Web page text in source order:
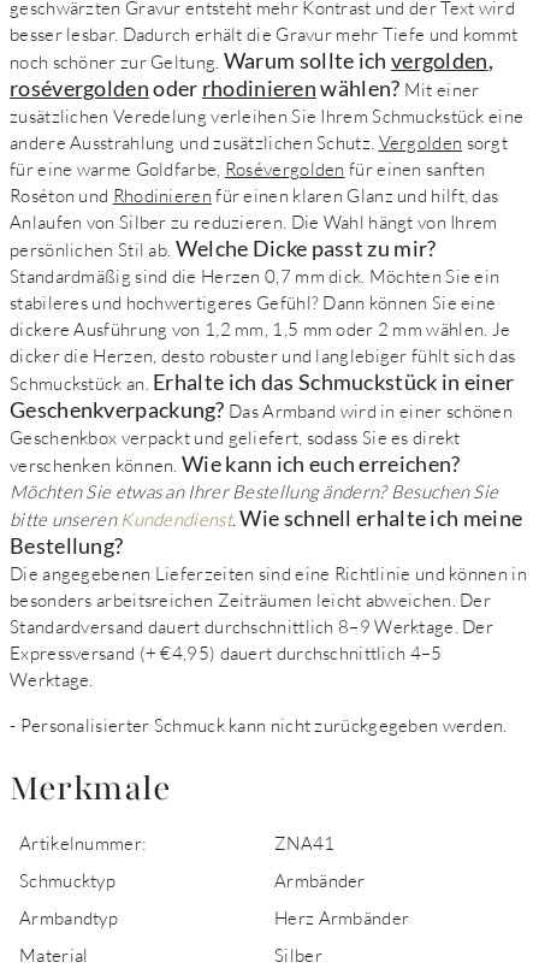
geschwärzten Gravur entsteht mehr Kontrast und der Text wird
besser lesbar. Dadurch erhält die Gravur mehr Tiefe und kommt
noch schöner zur Geltung. Warum sollte ich vergolden,
rosévergoldenoder rhodinierenwählen? Mit einer
zusätzlichen Veredelung verleihen Sie Ihrem Schmuckstück eine
andere Ausstrahlung und zusätzlichen Schutz. Vergolden sorgt
für eine warme Goldfarbe, Rosévergolden für einen sanften
Roséton und Rhodinieren für einen klaren Glanz und hilft, das
Anlaufen von Silber zu reduzieren. Die Wahl hängt von Ihrem
persönlichen Stil ab. Welche Dicke passt zu mir?
Standardmäßig sind die Herzen 0,7 mm dick. Möchten Sie ein
stabileres und hochwertigeres Gefühl? Dann können Sie eine
dickere Ausführung von 1,2 mm, 1,5 mm oder 2 mm wählen. Je
dicker die Herzen, desto robuster und langlebiger fühlt sich das
Schmuckstück an. Erhalte ich das Schmuckstück in einer
Geschenkverpackung? Das Armband wird in einer schönen
Geschenkbox verpackt und geliefert, sodass Sie es direkt
verschenken können.Wie kann ich euch erreichen?
Möchten Sie etwas an Ihrer Bestellung ändern? Besuchen Sie
bitte unseren Kundendienst. Wie schnell erhalte ich meine
Bestellung?
Die angegebenen Lieferzeiten sind eine Richtlinie und können in
besonders arbeitsreichen Zeiträumen leicht abweichen. Der
Standardversand dauert durchschnittlich 8–9 Werktage. Der
Expressversand (+ €4,95) dauert durchschnittlich 4–5
Werktage.
- Personalisierter Schmuck kann nicht zurückgegeben werden.
Merkmale
Artikelnummer:
ZNA41
Schmucktyp
Armbänder
Armbandtyp
Herz Armbänder
Material
Silber